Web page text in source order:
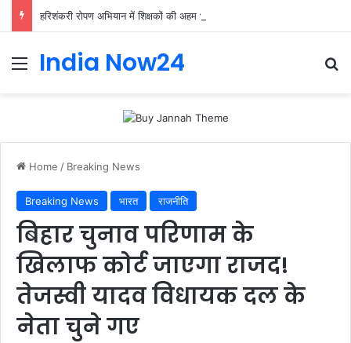
India Now24
Home / Breaking News
Breaking News भारत राजनीति
बिहार चुनाव परिणाम के
खिलाफ कोर्ट जाएगा राजद!
तेजस्वी यादव विधायक दल के
नेता चुने गए